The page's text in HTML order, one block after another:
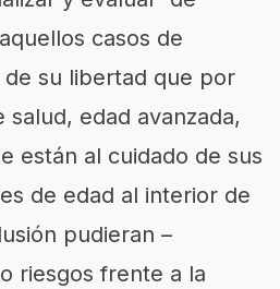
casos de
de su libertad que por
salud, edad avanzada,
están al cuidado de sus
de edad al interior de
pudieran –
riesgos frente a la